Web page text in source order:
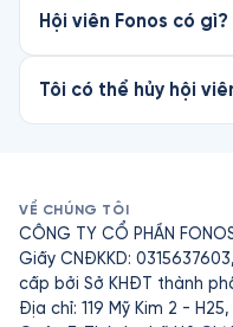
Hội viên Fonos có gì?
Tôi có thể hủy hội
VỀ CHÚNG TÔI
CÔNG TY CỔ PHẦN
Giấy CNĐKKD:
cấp bởi Sở KHĐT thành
Địa chỉ: 119 Mỹ Kim 2 -